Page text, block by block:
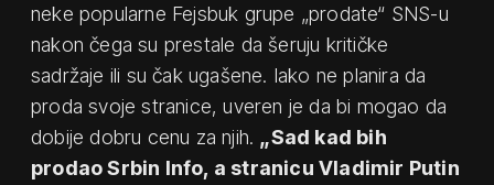
neke popularne Fejsbuk grupe „prodate“ SNS-u
nakon čega su prestale da šeruju kritičke
sadržaje ili su čak ugašene. Iako ne planira da
proda svoje stranice, uveren je da bi mogao da
dobije dobru cenu za njih. „Sad kad bih
prodao Srbin Info, a stranicu Vladimir Putin